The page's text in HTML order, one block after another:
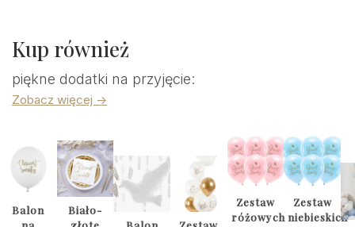
Kup również
piękne dodatki na przyjęcie:
Zobacz więcej ->
Balon
Biało-
Zestaw
różowych
Zestaw
niebieskich